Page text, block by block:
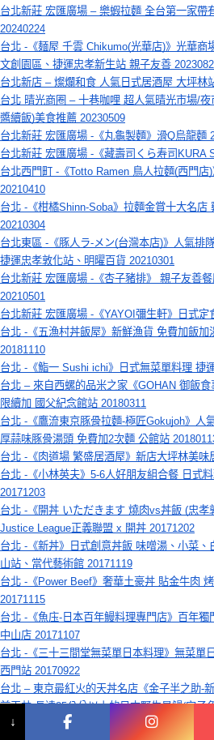
台北新莊 宏匯廣場 – 樂蝦拉麵 全台第一家帶
20240224
台北 -《麺屋 千雲 Chikumo(光華店)》光華商
文創園區、捷運忠孝新生站 親子友善
台北新店 – 燦爛和食 人氣日式居酒屋 大坪林
台北 晴光商圈 – 十巷咖哩 超人氣晴光市場/
醬續飯)美食推薦 20230509
台北新莊 宏匯廣場 -《丸龜製麵》滑Q烏龍麵
台北新莊 宏匯廣場 -《藏壽司くら寿司KURA
台北西門町 -《Totto Ramen 鳥人拉麵(西門店
20210410
台北 -《柑橘Shinn-Soba》拉麵金賞十大名店
20210304
台北東區 -《豚人ラ-メン(台灣本店)》人氣排
捷運忠孝敦化站、明曜百貨 20210301
台北新莊 宏匯廣場 -《杏子豬排》 親子友善餐
20210501
台北新莊 宏匯廣場 -《YAYOI彌生軒》日式定
台北 -《五漁村丼飯屋》新鮮漁貨 免費加飯
20181110
台北 -《鮨一 Sushi ichi》日式無菜單料理 捷
台北 – 來自西螺的品米之家《GOHAN 御飯
限續加 國父紀念館站 20180311
台北 -《鷹流東京豚骨拉麵-極匠Gokujoh》人
厚蒜味豚骨湯頭 免費加2次麵 公館站
台北 -《肉道場 繁盛居酒屋》新店大坪林美味
台北 -《小林英夫》5-6人好朋友組合餐 日式
20171203
台北 -《開丼 いただきます 燒肉vs丼飯 (忠孝
Justice League正義聯盟 x 開丼 20171202
台北 -《新丼》日式創意丼飯 味噌湯、小菜、
山站、當代藝術館 20171119
台北 -《Power Beef》奢華土豪丼 貼金牛肉
20171115
台北 -《魚庒-日本百年鰻料理專門店》百年
中山店 20171107
台北 -《三十三間堂無菜單日本料理》無菜單
西門站 20170922
台北 – 東京最紅火的天丼名店《金子半之助-
前天丼.長達25公分以上的日本野生星鰻(穴子
台北 – 東京拉麵《豚骨一燈》 麵屋一燈姊妹
↓